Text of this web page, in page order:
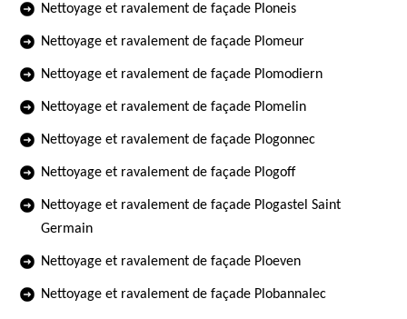
Nettoyage et ravalement de façade Ploneis
Nettoyage et ravalement de façade Plomeur
Nettoyage et ravalement de façade Plomodiern
Nettoyage et ravalement de façade Plomelin
Nettoyage et ravalement de façade Plogonnec
Nettoyage et ravalement de façade Plogoff
Nettoyage et ravalement de façade Plogastel Saint
Germain
Nettoyage et ravalement de façade Ploeven
Nettoyage et ravalement de façade Plobannalec